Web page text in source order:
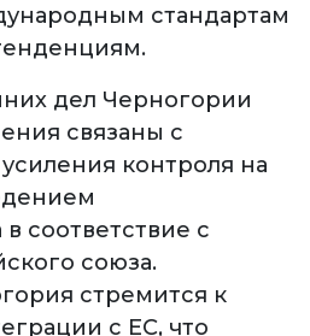
стандартам
дел Черногории
связаны с
контроля на
в соответствие с
союза.
стремится к
с ЕС, что